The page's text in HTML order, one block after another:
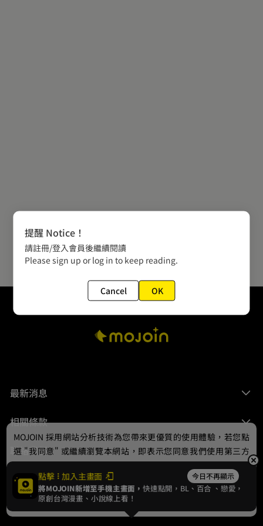
最新消息
相關條款
聯絡我們
© 2024 gamania Digital Entertainment Co., Ltd.
點擊 加入主畫面 今日不再顯示
將MOJOIN新增至手機主畫面，快速點開，BL、 百合 、戀愛，
原創台灣漫畫、小說線上看！
MOJOIN 採用網站分析技術為您帶來更優質的使用體驗，若您點
選 "我同意" 或繼續瀏覽本網站，即表示您同意我們使用第三方
Cookie，欲瞭解更多資訊請見隱私權政策。
我同意
提醒 Notice！
請註冊/登入會員後繼續閱讀
Please sign up or log in to keep reading.
Cancel OK